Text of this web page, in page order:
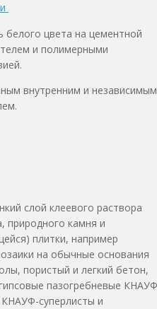
белого цвета на цементной
и полимерными
внутренним и независимым
слой клеевого раствора
природного камня и
плитки, например
на обычные основания
пористый и легкий бетон,
пазогребневые
суперлисты и